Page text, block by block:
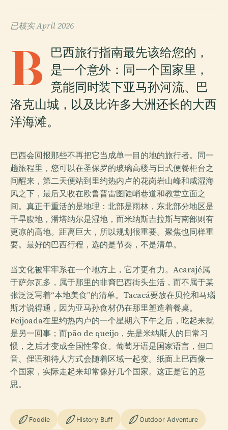
已核实April 2026
B 巴西旅行指南最先该给您的，
是一个意外：同一个国家里，
竟能同时装下亚马孙河流、巴
洛克山城，以及比许多大洲还长的大西
洋海滩。
巴西会回报那些不再把它当成单一目的地的旅行者。同一
趟旅程里，您可以在圣保罗的玻璃高楼与日式便餐柜台之
间醒来，第二天便站到里约热内卢的花岗岩山峰和咸湿海
风之下，最后又收在欧鲁普雷图陡峭巷道和教堂立面之
间。真正干重活的是地理：北部是雨林，东北部分地区是
干旱腹地，潘塔纳尔是湿地，而米纳斯吉拉斯与南部则有
更凉的高地。距离巨大，所以规划很重要。聚焦也同样重
要。最好的巴西行程，选的是节奏，不是清单。
当文化被牢牢系在一个地方上，它才更有力。Acarajé属
于萨尔瓦多，属于那里的非裔巴西街头生活，而不属于某
张泛泛写着“本地美食”的清单。Tacacá要放在贝伦和马瑙
斯才说得通，因为亚马孙食材仍在那里塑造着餐桌。
Feijoada在里约热内卢的一个星期六下午之后，吃起来就
是另一回事；而pão de queijo，先是米纳斯人的日常习
惯，之后才变成全国性零食。葡萄牙语是国家语言，但口
音、俚语和待人方式会随着区域一起变。纸面上巴西像一
个国家，实际走起来却常像好几个国家。这正是它的意
思。
Foodie History Buff Outdoor Adventure